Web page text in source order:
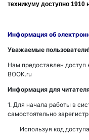
техникуму доступно 1910
Информация об
Уважаемые пользователи!
Нам предоставлен доступ
BOOK.ru
Информация для
1. Для начала работы в
самостоятельно
Используя код